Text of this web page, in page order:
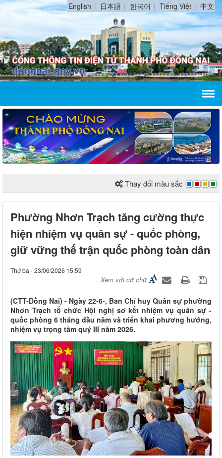
English 日本語 한국어 Tiếng Việt 中文
Thay đổi màu sắc
Phường Nhơn Trạch tăng cường thực
hiện nhiệm vụ quân sự - quốc phòng,
giữ vững thế trận quốc phòng toàn dân
Thứ ba - 23/06/2026 15:59
Xem với cỡ chữ
(CTT-Đồng Nai) - Ngày 22-6-, Ban Chỉ huy Quân sự phường
Nhơn Trạch tổ chức Hội nghị sơ kết nhiệm vụ quân sự -
quốc phòng 6 tháng đầu năm và triển khai phương hướng,
nhiệm vụ trọng tâm quý III năm 2026.